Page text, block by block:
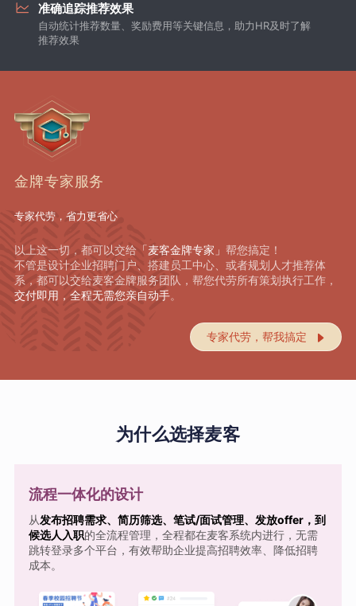
准确追踪推荐效果
自动统计推荐数量、奖励费用等关键信息，助力HR及时了解
推荐效果
金牌专家服务
专家代劳，省力更省心
以上这一切，都可以交给「麦客金牌专家」 帮您搞定！
不管是设计企业招聘门户、搭建员工中心、或者规划人才推荐体
系，都可以交给麦客金牌服务团队，帮您代劳所有策划执行工作，
交付即用，全程无需您亲自动手。
专家代劳，帮我搞定 
为什么选择麦客
流程一体化的设计
从发布招聘需求、简历筛选、笔试/面试管理、发放offer，到
候选人入职的全流程管理，全程都在麦客系统内进行，无需
跳转登录多个平台，有效帮助企业提高招聘效率、降低招聘
成本。